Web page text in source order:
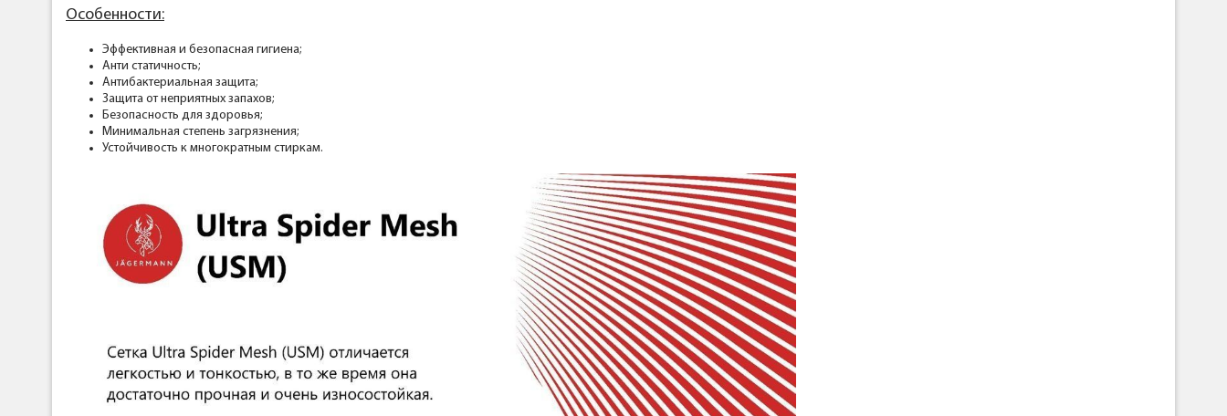
Особенности:
Эффективная и безопасная гигиена;
Анти статичность;
Антибактериальная защита;
Защита от неприятных запахов;
Безопасность для здоровья;
Минимальная степень загрязнения;
Устойчивость к многократным стиркам.